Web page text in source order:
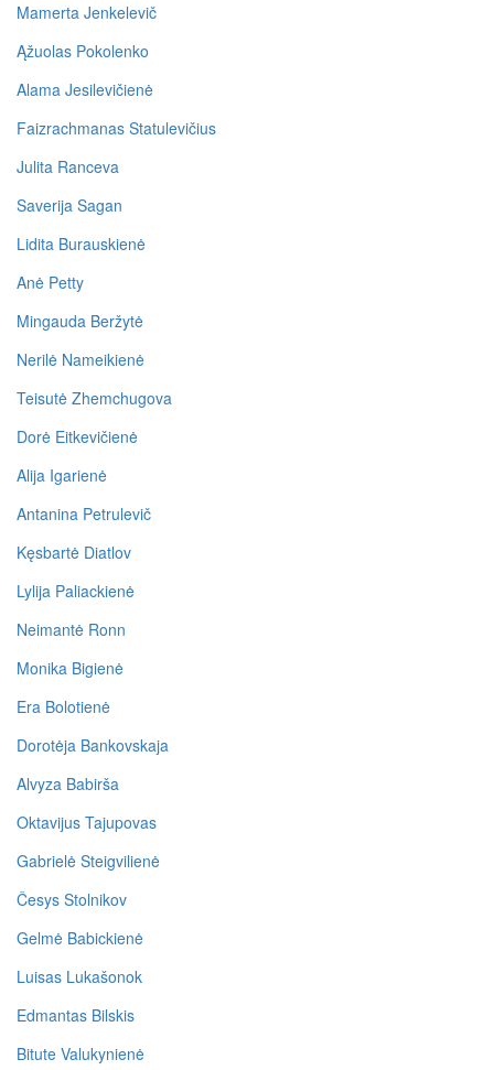
Mamerta Jenkelevič
Ąžuolas Pokolenko
Alama Jesilevičienė
Faizrachmanas Statulevičius
Julita Ranceva
Saverija Sagan
Lidita Burauskienė
Anė Petty
Mingauda Beržytė
Nerilė Nameikienė
Teisutė Zhemchugova
Dorė Eitkevičienė
Alija Igarienė
Antanina Petrulevič
Kęsbartė Diatlov
Lylija Paliackienė
Neimantė Ronn
Monika Bigienė
Era Bolotienė
Dorotėja Bankovskaja
Alvyza Babirša
Oktavijus Tajupovas
Gabrielė Steigvilienė
Česys Stolnikov
Gelmė Babickienė
Luisas Lukašonok
Edmantas Bilskis
Bitute Valukynienė